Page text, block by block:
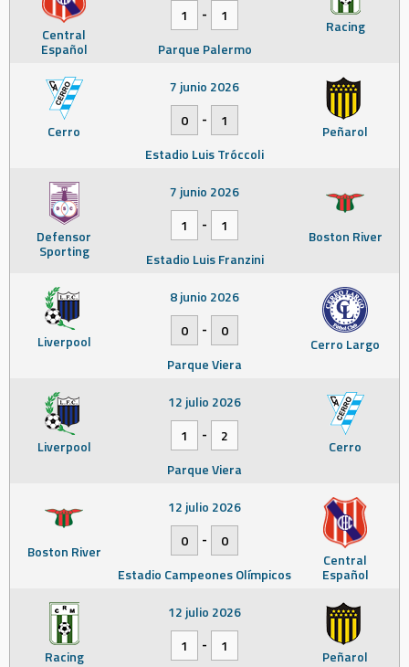
Central
Español
Racing
1
-
1
Parque Palermo
Cerro Peñarol
7 junio 2026
0
-
1
Estadio Luis Tróccoli
Defensor
Sporting
Boston River
7 junio 2026
1
-
1
Estadio Luis Franzini
Liverpool Cerro Largo
8 junio 2026
0
-
0
Parque Viera
Liverpool Cerro
12 julio 2026
1
-
2
Parque Viera
Boston River Central
Español
12 julio 2026
0
-
0
Estadio Campeones Olímpicos
Racing Peñarol
12 julio 2026
1
-
1